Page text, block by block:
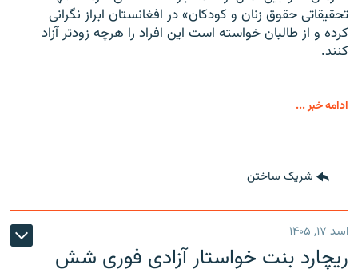
تحقیقاتی حقوق زنان و کودکان» در افغانستان ابراز نگرانی
کرده و از طالبان خواسته است این افراد را هرچه زودتر آزاد
کنند.
ادامه خبر ...
شریک ساختن
اسد ۱۷, ۱۴۰۵
ریچارد بنت خواستار آزادی فوری شش